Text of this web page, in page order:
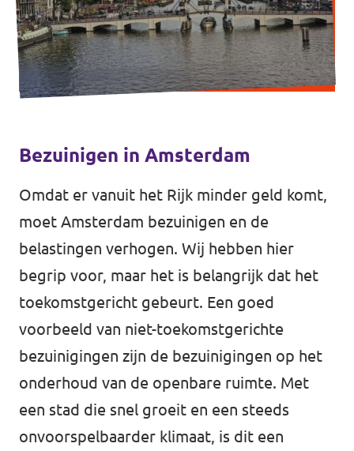
Vacatures
Contact
Bezuinigen in Amsterdam
Omdat er vanuit het Rijk minder geld komt,
moet Amsterdam bezuinigen en de
belastingen verhogen. Wij hebben hier
begrip voor, maar het is belangrijk dat het
toekomstgericht gebeurt. Een goed
voorbeeld van niet-toekomstgerichte
bezuinigingen zijn de bezuinigingen op het
onderhoud van de openbare ruimte. Met
een stad die snel groeit en een steeds
onvoorspelbaarder klimaat, is dit een